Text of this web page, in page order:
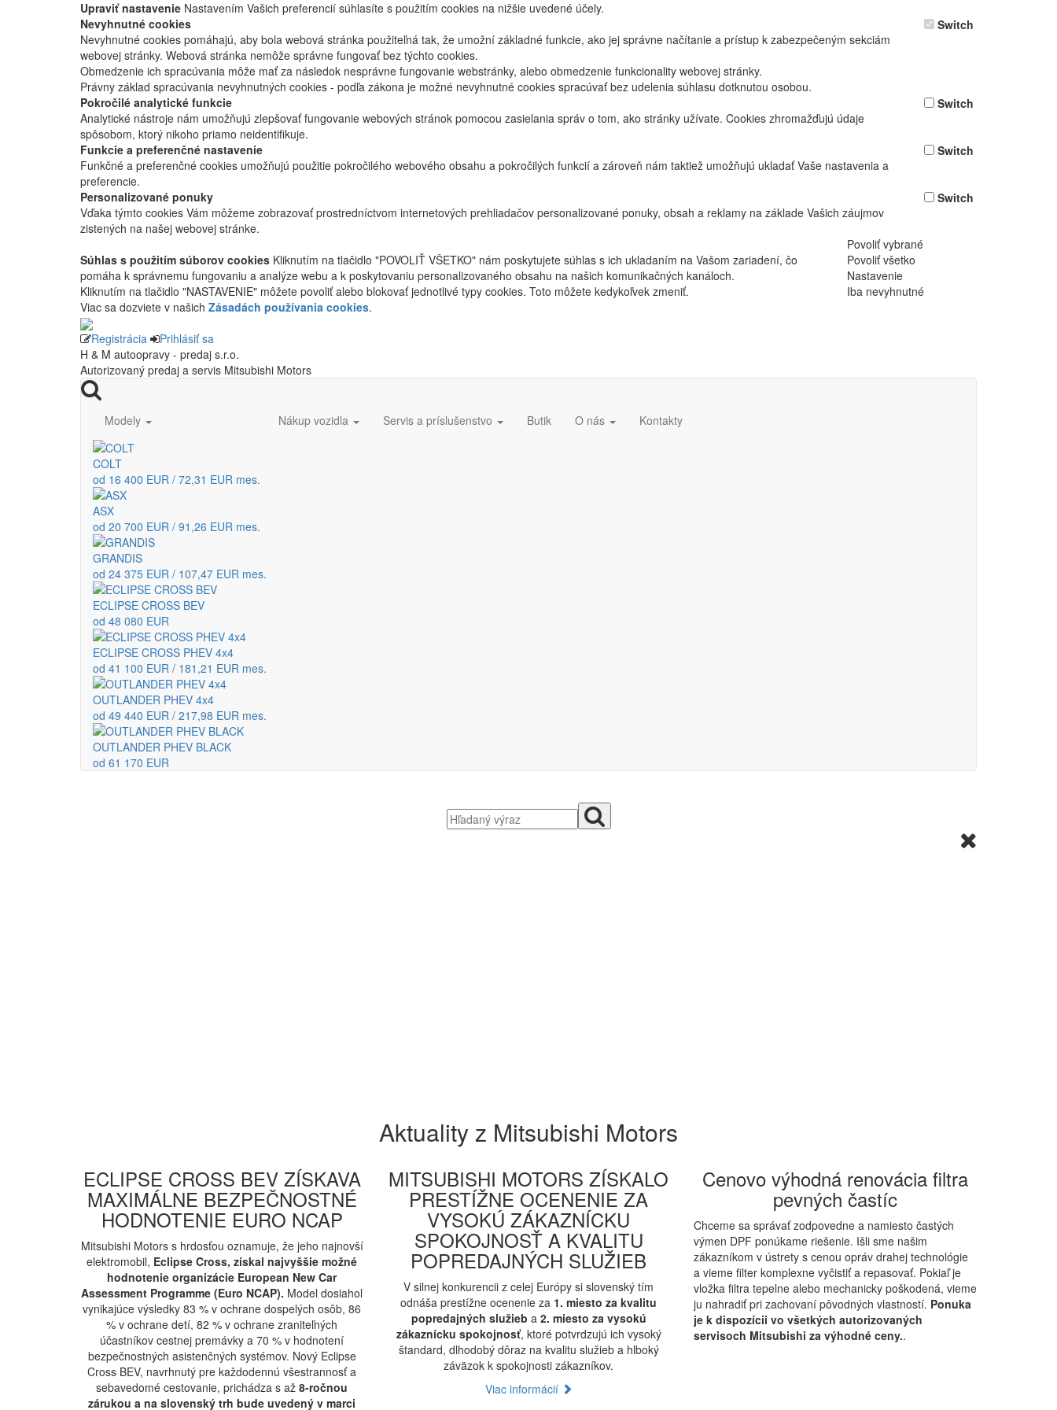
Upraviť nastavenie Nastavením Vašich preferencií súhlasíte s použitím cookies na nižšie uvedené účely.
Nevyhnutné cookies
Nevyhnutné cookies pomáhajú, aby bola webová stránka použiteľná tak, že umožní základné funkcie, ako jej správne načítanie a prístup k zabezpečeným sekciám
webovej stránky. Webová stránka nemôže správne fungovať bez týchto cookies.
Obmedzenie ich spracúvania môže mať za následok nesprávne fungovanie webstránky, alebo obmedzenie funkcionality webovej stránky.
Právny základ spracúvania nevyhnutných cookies - podľa zákona je možné nevyhnutné cookies spracúvať bez udelenia súhlasu dotknutou osobou.
Switch
Pokročilé analytické funkcie
Analytické nástroje nám umožňujú zlepšovať fungovanie webových stránok pomocou zasielania správ o tom, ako stránky užívate. Cookies zhromažďujú údaje
spôsobom, ktorý nikoho priamo neidentifikuje.
Switch
Funkcie a preferenčné nastavenie
Funkčné a preferenčné cookies umožňujú použitie pokročilého webového obsahu a pokročilých funkcií a zároveň nám taktiež umožňujú ukladať Vaše nastavenia a
preferencie.
Switch
Personalizované ponuky
Vďaka týmto cookies Vám môžeme zobrazovať prostredníctvom internetových prehliadačov personalizované ponuky, obsah a reklamy na základe Vašich záujmov
zistených na našej webovej stránke.
Switch
Povoliť vybrané
Súhlas s použitím súborov cookies Kliknutím na tlačidlo "POVOLIŤ VŠETKO" nám poskytujete súhlas s ich ukladaním na Vašom zariadení, čo
pomáha k správnemu fungovaniu a analýze webu a k poskytovaniu personalizovaného obsahu na našich komunikačných kanáloch.
Kliknutím na tlačidlo "NASTAVENIE" môžete povoliť alebo blokovať jednotlivé typy cookies. Toto môžete kedykoľvek zmeniť.
Viac sa dozviete v našich Zásadách používania cookies.
Povoliť všetko
Nastavenie
Iba nevyhnutné
Registrácia
Prihlásiť sa
H & M autoopravy - predaj s.r.o.
Autorizovaný predaj a servis Mitsubishi Motors
Modely
COLT
od 16 400 EUR / 72,31 EUR mes.
ASX
od 20 700 EUR / 91,26 EUR mes.
GRANDIS
od 24 375 EUR / 107,47 EUR mes.
ECLIPSE CROSS BEV
od 48 080 EUR
ECLIPSE CROSS PHEV 4x4
od 41 100 EUR / 181,21 EUR mes.
OUTLANDER PHEV 4x4
od 49 440 EUR / 217,98 EUR mes.
OUTLANDER PHEV BLACK
od 61 170 EUR
Nákup vozidla Servis a príslušenstvo Butik O nás Kontakty
Aktuality z Mitsubishi Motors
ECLIPSE CROSS BEV ZÍSKAVA
MAXIMÁLNE BEZPEČNOSTNÉ
HODNOTENIE EURO NCAP
Mitsubishi Motors s hrdosťou oznamuje, že jeho najnovší
elektromobil, Eclipse Cross, získal najvyššie možné
hodnotenie organizácie European New Car
Assessment Programme (Euro NCAP). Model dosiahol
vynikajúce výsledky 83 % v ochrane dospelých osôb, 86
% v ochrane detí, 82 % v ochrane zraniteľných
účastníkov cestnej premávky a 70 % v hodnotení
bezpečnostných asistenčných systémov. Nový Eclipse
Cross BEV, navrhnutý pre každodennú všestrannosť a
sebavedomé cestovanie, prichádza s až 8-ročnou
zárukou a na slovenský trh bude uvedený v marci
MITSUBISHI MOTORS ZÍSKALO
PRESTÍŽNE OCENENIE ZA
VYSOKÚ ZÁKAZNÍCKU
SPOKOJNOSŤ A KVALITU
POPREDAJNÝCH SLUŽIEB
V silnej konkurencii z celej Európy si slovenský tím
odnáša prestížne ocenenie za 1. miesto za kvalitu
popredajných služieb a 2. miesto za vysokú
zákaznícku spokojnosť, ktoré potvrdzujú ich vysoký
štandard, dlhodobý dôraz na kvalitu služieb a hlboký
záväzok k spokojnosti zákazníkov.
Viac informácií
Cenovo výhodná renovácia filtra
pevných častíc
Chceme sa správať zodpovedne a namiesto častých
výmen DPF ponúkame riešenie. Išli sme našim
zákazníkom v ústrety s cenou opráv drahej technológie
a vieme filter komplexne vyčistiť a repasovať. Pokiaľ je
vložka filtra tepelne alebo mechanicky poškodená, vieme
ju nahradiť pri zachovaní pôvodných vlastností. Ponuka
je k dispozícii vo všetkých autorizovaných
servisoch Mitsubishi za výhodné ceny..